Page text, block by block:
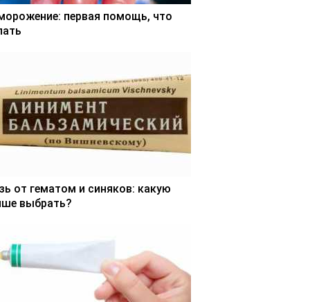
первая помощь, что
от гематом и синяков: какую
выбрать?